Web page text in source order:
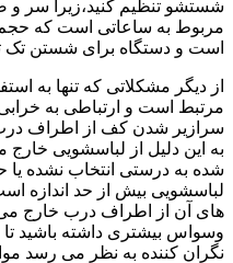
شستشو تنظیم کنید،زیرا سر و
مربوط به ساعاتی است که
است و دستگاه برای شستن تک
از دیگر مشکلاتی که تنها به
مرتبط است و ارتباطی به
سرازیر شدن کف از اطراف درب
به این دلیل از لباسشویی خارج
شده به درستی انتخاب نشده
لباسشویی بیش از حد اندازه
های آن از اطراف درب خارج می
وسواس بیشتری داشته باشید
نگران کننده به نظر می رسد